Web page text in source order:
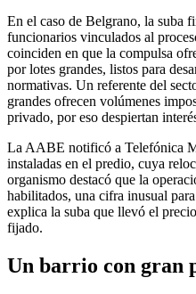
En el caso de Belgrano, la suba
funcionarios vinculados al
coinciden en que la compulsa
por lotes grandes, listos para
normativas. Un referente del
grandes ofrecen volúmenes
privado, por eso despiertan
La AABE notificó a Telefónica
instaladas en el predio, cuya
organismo destacó que la
habilitados, una cifra inusual
explica la suba que llevó el
fijado.
Un barrio con gran